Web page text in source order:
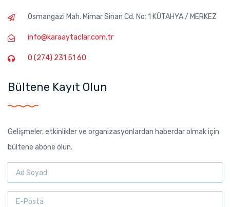
Osmangazi Mah. Mimar Sinan Cd. No: 1 KÜTAHYA / MERKEZ
info@karaaytaclar.com.tr
0 (274) 231 51 60
Bültene Kayıt Olun
Gelişmeler, etkinlikler ve organizasyonlardan haberdar olmak için
bültene abone olun.